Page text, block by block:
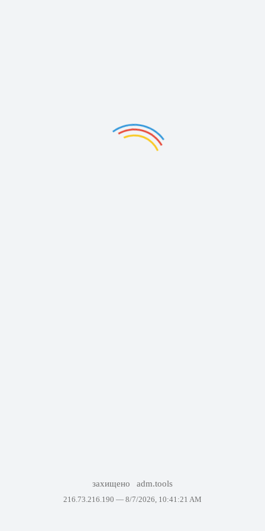
захищено adm.tools
216.73.216.190 — 8/7/2026, 10:41:21 AM